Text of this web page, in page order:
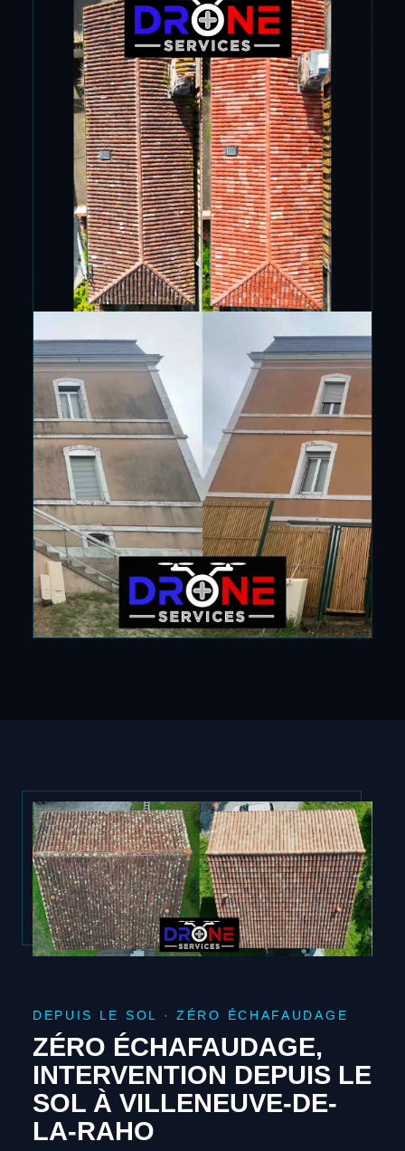
DEPUIS LE SOL · ZÉRO ÉCHAFAUDAGE
ZÉRO ÉCHAFAUDAGE,
INTERVENTION DEPUIS LE
SOL À VILLENEUVE-DE-
LA-RAHO